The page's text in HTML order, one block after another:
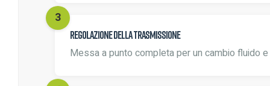
Regolazione della trasmissione
Messa a punto completa per un cambio fluido